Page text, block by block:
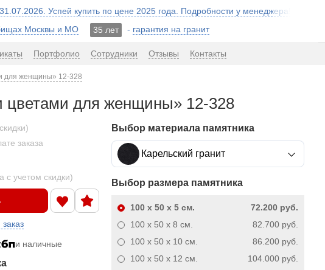
Успей купить по цене 2025 года. Подробности у менеджера!
Москвы и МО 35 лет - гарантия на гранит
Портфолио Сотрудники Отзывы Контакты
для женщины» 12-328
цветами для женщины» 12-328
заказа
с учетом скидки)
и наличные
Выбор материала памятника
Карельский гранит
Выбор размера памятника
72.200 руб.
100 x 50 x 5см.
82.700 руб.
100 x 50 x 8 см.
86.200 руб.
100 x 50 x 10см.
104.000 руб.
100 x 50 x 12 см.